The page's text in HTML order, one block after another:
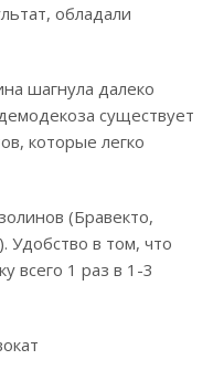
обладали
шагнула далеко
существует
которые легко
(Бравекто,
Удобство в том, что
всего 1 раз в 1-3